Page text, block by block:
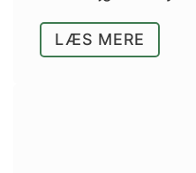
LÆS MERE